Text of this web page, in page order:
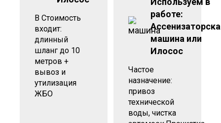
В Стоимость
входит:
длинный
шланг до 10
метров +
вывоз и
утилизация
ЖБО
работе:
машина или
Илосос
Частое
назначение:
привоз
технической
воды, чистка